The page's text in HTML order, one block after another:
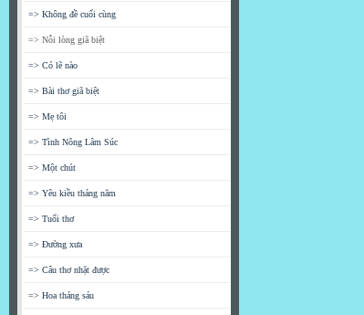
=> Không đề cuối cùng
=> Nỗi lòng giã biệt
=> Có lẽ nào
=> Bài thơ giã biệt
=> Mẹ tôi
=> Tình Nông Lâm Súc
=> Một chút
=> Yêu kiều tháng năm
=> Tuổi thơ
=> Đường xưa
=> Câu thơ nhặt được
=> Hoa tháng sáu